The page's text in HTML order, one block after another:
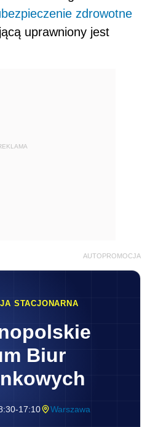
zdrowotne
uprawniony jest
AUTOPROMOCJA
STACJONARNA
Biur
17:10 Warszawa